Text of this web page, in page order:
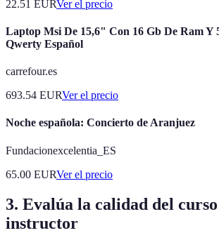
22.51 EURVer el precio
Laptop Msi De 15,6" Con 16 Gb De Ram Y
Qwerty Español
carrefour.es
693.54 EURVer el precio
Noche española: Concierto de Aranjuez
Fundacionexcelentia_ES
65.00 EURVer el precio
3. Evalúa la calidad del
instructor